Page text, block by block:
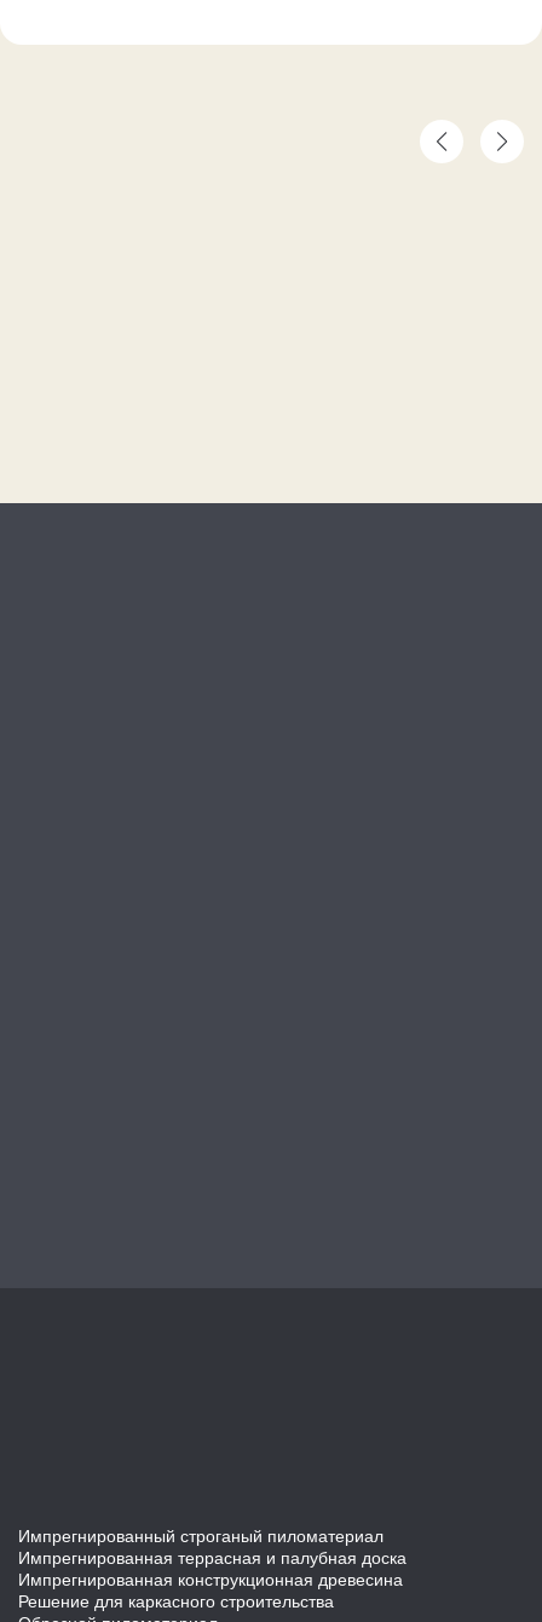
Импрегнированный строганый пиломатериал
Импрегнированная террасная и палубная доска
Импрегнированная конструкционная древесина
Решение для каркасного строительства